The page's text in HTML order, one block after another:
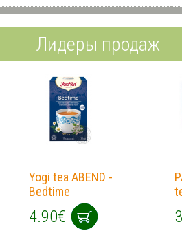
Лидеры продаж
Yogi tea ABEND -
Bedtime
4.90€